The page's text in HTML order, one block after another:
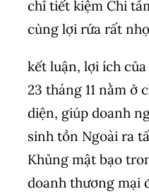
chỉ tiết kiệm Chi
cùng lợi rứa rất
kết luận, lợi ích
23 tháng 11 nằm ở
diện, giúp doanh
sinh tồn Ngoài ra
Khủng mật bạo
doanh thương mại